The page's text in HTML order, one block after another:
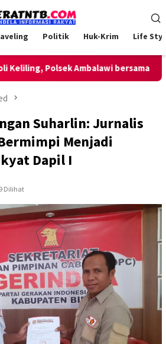
Politik Huk-Krim Life
Polsek Ambalawi bersama TNI dan
Suharlin: Jurnalis
Menjadi
Dapil I
Dilihat